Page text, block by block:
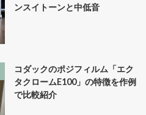
ンスイトーンと中低音
コダックのポジフィルム「エク
タクロームE100」の特徴を作例
で比較紹介